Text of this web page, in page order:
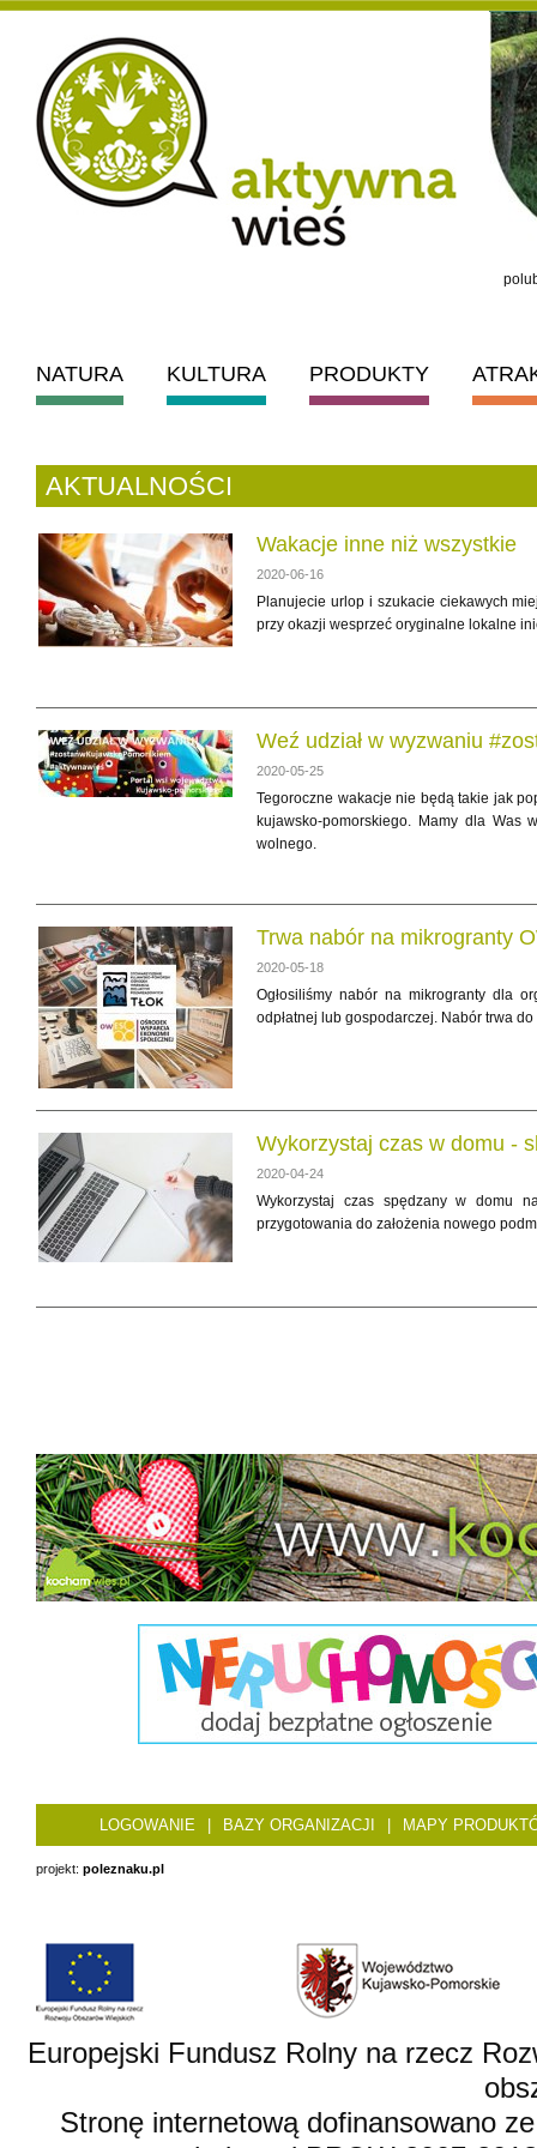
NATURA KULTURA PRODUKTY
AKTUALNOŚCI
Wakacje inne niż wszystkie
2020-06-16
Planujecie urlop i szukacie ciekawych
przy okazji wesprzeć oryginalne lokalne
Weź udział w wyzwaniu
2020-05-25
Tegoroczne wakacje nie będą takie jak
kujawsko-pomorskiego. Mamy dla Was
wolnego.
Trwa nabór na mikrogranty
2020-05-18
Ogłosiliśmy nabór na mikrogranty dla
odpłatnej lub gospodarczej. Nabór trwa
Wykorzystaj czas w domu -
2020-04-24
Wykorzystaj czas spędzany w domu
przygotowania do założenia nowego
LOGOWANIE BAZY ORGANIZACJI MAPY
projekt: poleznaku.pl
Europejski Fundusz Rolny na rzecz
Stronę internetową dofinansowano